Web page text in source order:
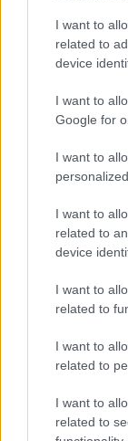
I want to
related to
device
I want to
Google for
I want to
I want to
related to
device
I want to
related to
I want to
related to
I want to
related to
elveszíteni ezt.”
Leültetett, aztán
Elmondta, hogy
otthonától.
befolyásos
Csendben
Mesélt arról,
hogy a velem
visszavágáshoz.